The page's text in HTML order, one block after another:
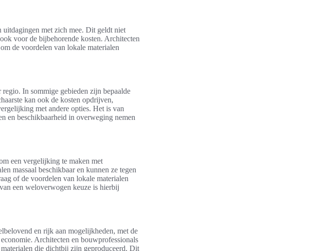
met zich mee. Dit geldt niet
voor de bijbehorende kosten. Architecten
de voordelen van lokale materialen
In sommige gebieden zijn bepaalde
kan ook de kosten opdrijven,
met andere opties. Het is van
en beschikbaarheid in overweging nemen
een vergelijking te maken met
massaal beschikbaar en kunnen ze tegen
of de voordelen van lokale materialen
een weloverwogen keuze is hierbij
en rijk aan mogelijkheden, met de
Architecten en bouwprofessionals
die dichtbij zijn geproduceerd. Dit